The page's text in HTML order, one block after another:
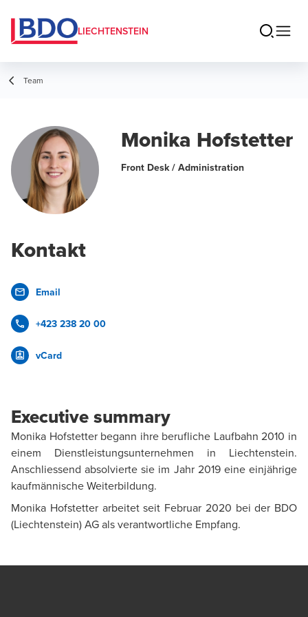
LIECHTENSTEIN
Team
Monika Hofstetter
Front Desk / Administration
Kontakt
Email
+423 238 20 00
vCard
Executive summary
Monika Hofstetter begann ihre berufliche Laufbahn 2010 in
einem Dienstleistungsunternehmen in Liechtenstein.
Anschliessend absolvierte sie im Jahr 2019 eine einjährige
kaufmännische Weiterbildung.
Monika Hofstetter arbeitet seit Februar 2020 bei der BDO
(Liechtenstein) AG als verantwortliche Empfang.